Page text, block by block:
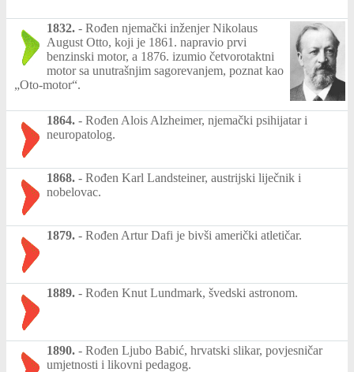
1832. - Rođen njemački inženjer Nikolaus
August Otto, koji je 1861. napravio prvi
benzinski motor, a 1876. izumio četvorotaktni
motor sa unutrašnjim sagorevanjem, poznat kao
„Oto-motor“.
1864. - Rođen Alois Alzheimer, njemački psihijatar i
neuropatolog.
1868. - Rođen Karl Landsteiner, austrijski liječnik i
nobelovac.
1879. - Rođen Artur Dafi je bivši američki atletičar.
1889. - Rođen Knut Lundmark, švedski astronom.
1890. - Rođen Ljubo Babić, hrvatski slikar, povjesničar
umjetnosti i likovni pedagog.